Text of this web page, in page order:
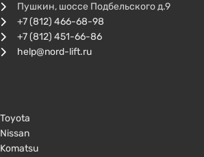
Пушкин, шоссе Подбельского д.9
+7 (812) 466-68-98
+7 (812) 451-66-86
help@nord-lift.ru
Toyota
Nissan
Komatsu